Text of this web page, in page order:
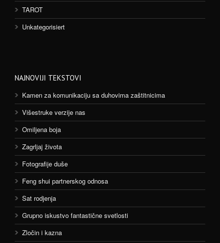
TAROT
Unkategorisiert
NAJNOVIJI TEKSTOVI
Kamen za komunikaciju sa duhovima zaštitnicima
Višestruke verzije nas
Omiljena boja
Zagrljaj života
Fotografije duše
Feng shui partnerskog odnosa
Sat rodjenja
Grupno iskustvo fantastične svetlosti
Zločin i kazna